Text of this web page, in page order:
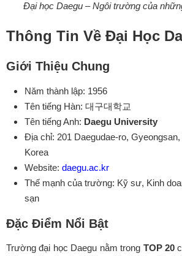
Đại học Daegu – Ngôi trường của
Thông Tin Về Đại Học
Giới Thiệu Chung
Năm thành lập: 1956
Tên tiếng Hàn: 대구대학교
Tên tiếng Anh: Daegu University
Địa chỉ: 201 Daegudae-ro,
Korea
Website: daegu.ac.kr
Thế mạnh của trường: Kỹ sư, Kinh
sạn
Đặc Điểm Nổi Bật
Trường đại học Daegu nằm trong TOP 20